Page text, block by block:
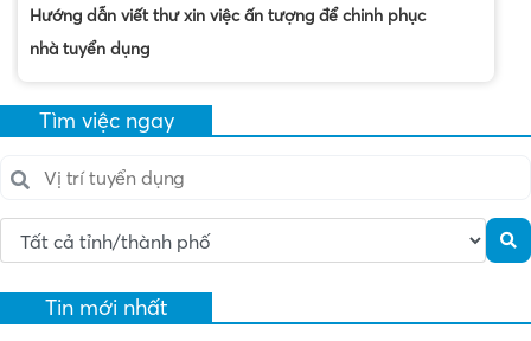
Hướng dẫn viết thư xin việc ấn tượng để chinh phục
nhà tuyển dụng
Tìm việc ngay
Tin mới nhất